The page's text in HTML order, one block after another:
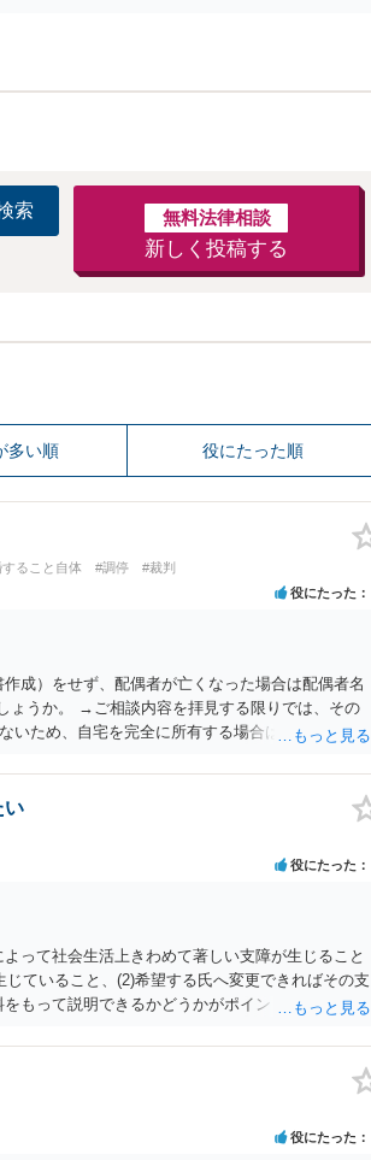
索 無料法律相談
新しく投稿する
多い順 役にたった順
ること自体 #調停 #裁判
役にたった
成）をせず、配偶者が亡くなった場合は配偶者名
ょうか。 →ご相談内容を拝見する限りでは、その
ため、自宅を完全に所有する場合は、他の相続
い
役にたった
って社会生活上きわめて著しい支障が生じること
ていること、(2)希望する氏へ変更できればその支
もって説明できるかどうかがポイントです。 記録
のことなので、例えば、医学上確立されているPT
必要になってくるように思います。 精神的・心
、医学知識はもちろん法律知識も要求されますの
て、万全の体制で申立てに臨んだ方がよいと思わ
役にたった